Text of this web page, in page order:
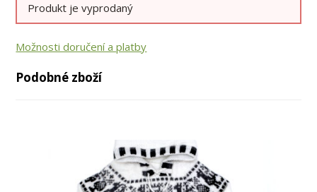
Produkt je vyprodaný
Možnosti doručení a platby
Podobné zboží